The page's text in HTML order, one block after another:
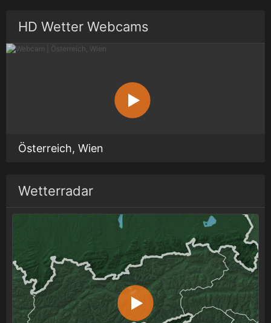
HD Wetter Webcams
Österreich, Wien
Wetterradar